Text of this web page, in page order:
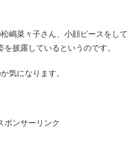
嶋菜々子さん、小顔ピースをして
披露しているというのです。
気になります。
ポンサーリンク